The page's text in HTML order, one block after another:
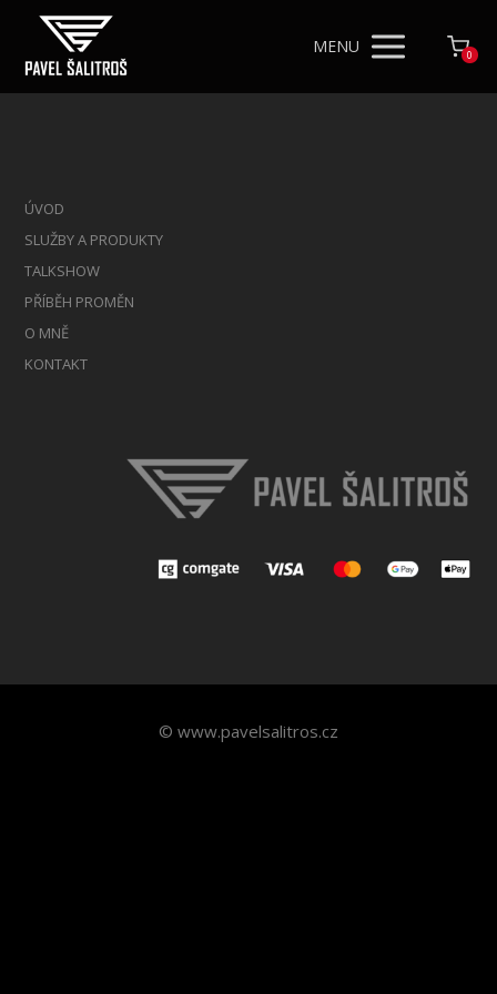
MENU 0
ÚVOD
SLUŽBY A PRODUKTY
TALKSHOW
PŘÍBĚH PROMĚN
O MNĚ
KONTAKT
© www.pavelsalitros.cz